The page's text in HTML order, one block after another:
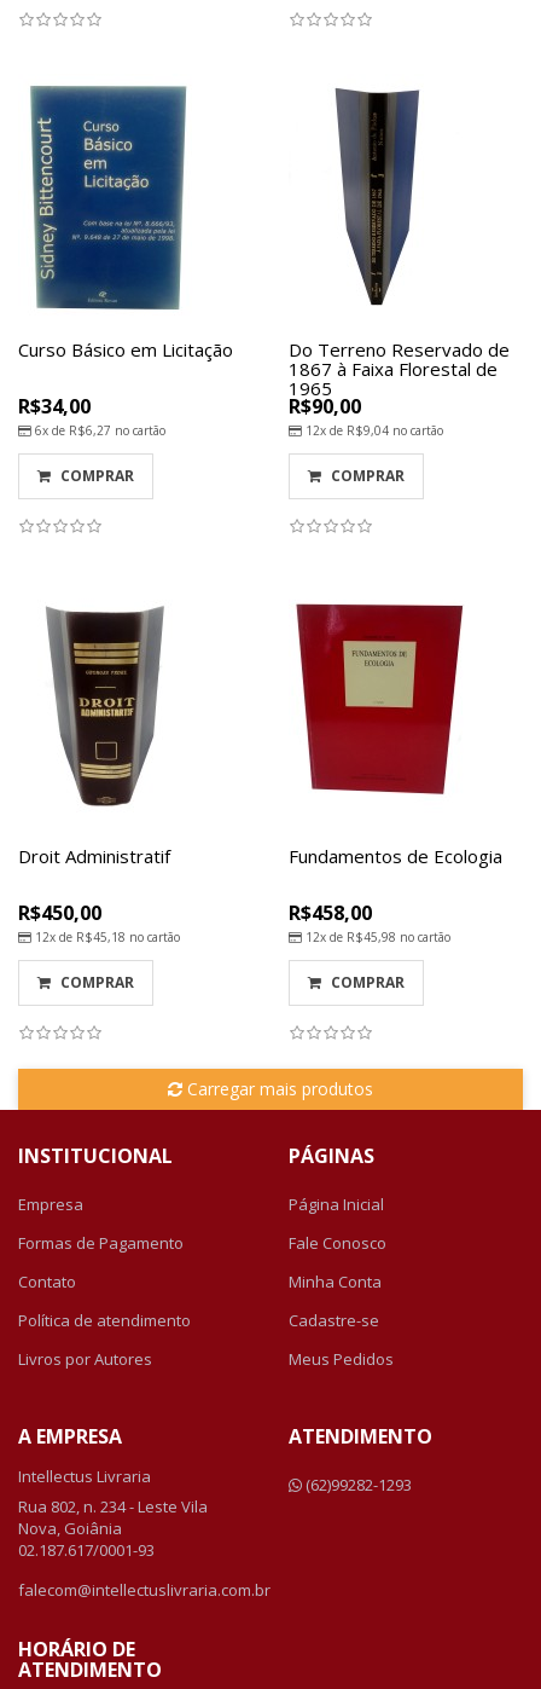
Curso Básico em Licitação
R$34,00
6x de R$6,27 no cartão
COMPRAR
Do Terreno Reservado de
1867 à Faixa Florestal de
1965
R$90,00
12x de R$9,04 no cartão
COMPRAR
Droit Administratif
R$450,00
12x de R$45,18 no cartão
COMPRAR
Fundamentos de Ecologia
R$458,00
12x de R$45,98 no cartão
COMPRAR
Carregar mais produtos
INSTITUCIONAL
Empresa
Formas de Pagamento
Contato
Política de atendimento
Livros por Autores
PÁGINAS
Página Inicial
Fale Conosco
Minha Conta
Cadastre-se
Meus Pedidos
A EMPRESA
Intellectus Livraria
Rua 802, n. 234 - Leste Vila
Nova, Goiânia
02.187.617/0001-93
falecom@intellectuslivraria.com.br
HORÁRIO DE
ATENDIMENTO
ATENDIMENTO
(62)99282-1293